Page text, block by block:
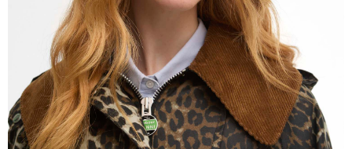
４．使用「AFTEE先享後付」時，將依據個別帳號之用戶狀況，依本公司即
時審查核予不同之上限額度；若仍有額度不足之情形，本公司將視審查結果
請求用戶進行身份認證。
５．嚴禁一人註冊多個帳號或使用他人資訊註冊。若發現惡意使用之情形，
恩沛科技股份有限公司將有權停止該用戶之使用額度並採取法律行動。